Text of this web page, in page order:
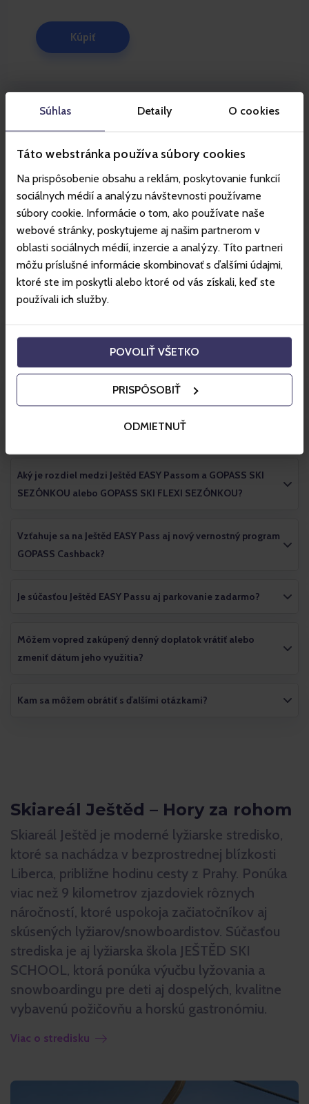
Súhlas Detaily O cookies
Táto webstránka používa súbory cookies
Na prispôsobenie obsahu a reklám, poskytovanie funkcií
sociálnych médií a analýzu návštevnosti používame
súbory cookie. Informácie o tom, ako používate naše
webové stránky, poskytujeme aj našim partnerom v
oblasti sociálnych médií, inzercie a analýzy. Títo partneri
môžu príslušné informácie skombinovať s ďalšími údajmi,
ktoré ste im poskytli alebo ktoré od vás získali, keď ste
používali ich služby.
POVOLIŤ VŠETKO
PRISPÔSOBIŤ
ODMIETNUŤ
Kúpiť
Otázky a odpovede
Čo je Ještěd EASY Pass?
Pre koho je Ještěd EASY Pass určený?
Aké sú cenové varianty Ještěd EASY Pass?
Platí denný doplatok na denné lyžovanie (8.30 – 16.00) aj
na večerné lyžovanie (18.00 – 21.00)?
Kde a kedy sa bude dať Ještěd EASY Pass kúpiť?
Kde presne na GOPASS e-shope kúpim daný produkt?
Aký je rozdiel medzi Ještěd EASY Passom a GOPASS SKI
SEZÓNKOU alebo GOPASS SKI FLEXI SEZÓNKOU?
Vzťahuje sa na Ještěd EASY Pass aj nový vernostný program
GOPASS Cashback?
Je súčasťou Ještěd EASY Passu aj parkovanie zadarmo?
Môžem vopred zakúpený denný doplatok vrátiť alebo
zmeniť dátum jeho využitia?
Kam sa môžem obrátiť s ďalšími otázkami?
Skiareál Ještěd – Hory za rohom
Skiareál Ještěd je moderné lyžiarske stredisko,
ktoré sa nachádza v bezprostrednej blízkosti
Liberca, približne hodinu cesty z Prahy. Ponúka
viac než 9 kilometrov zjazdoviek rôznych
náročností, ktoré uspokoja začiatočníkov aj
skúsených lyžiarov/snowboardistov. Súčasťou
strediska je aj lyžiarska škola JEŠTĚD SKI
SCHOOL, ktorá ponúka výučbu lyžovania a
snowboardingu pre deti aj dospelých, kvalitne
vybavenú požičovňu a horskú gastronómiu.
Viac o stredisku